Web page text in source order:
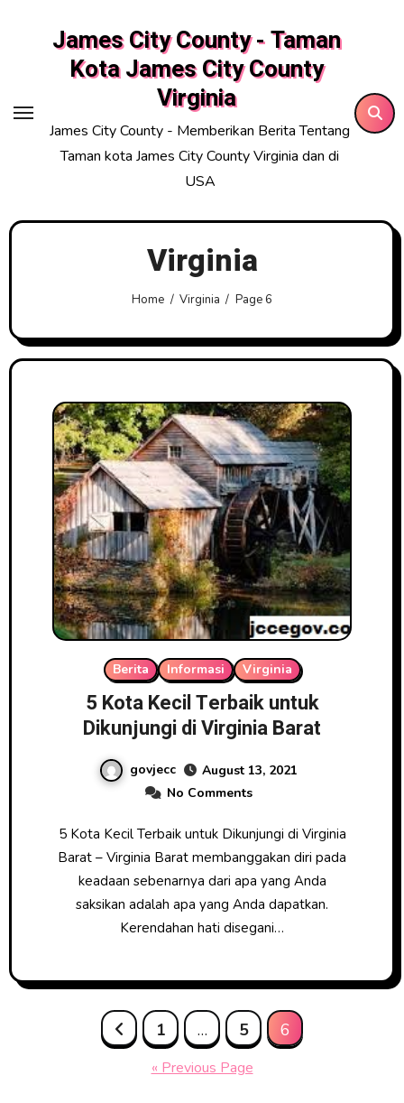
James City County - Taman
Kota James City County
Virginia
James City County - Memberikan Berita Tentang
Taman kota James City County Virginia dan di
USA
Virginia
Home Virginia Page 6
Berita Informasi Virginia
5 Kota Kecil Terbaik untuk
Dikunjungi di Virginia Barat
govjecc
August 13, 2021
No Comments
5 Kota Kecil Terbaik untuk Dikunjungi di Virginia
Barat – Virginia Barat membanggakan diri pada
keadaan sebenarnya dari apa yang Anda
saksikan adalah apa yang Anda dapatkan.
Kerendahan hati disegani…
1 … 5 6
« Previous Page